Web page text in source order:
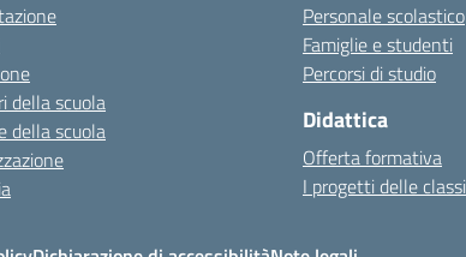
della scuola
della scuola
Personale scolastico
Famiglie e studenti
Percorsi di studio
Didattica
Offerta formativa
I progetti delle classi